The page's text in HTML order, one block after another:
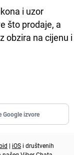
i uzor
što prodaje, a
obzira na cijenu i
Google izvore
| iOS i društvenih